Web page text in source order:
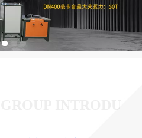
GROUP INTRODU